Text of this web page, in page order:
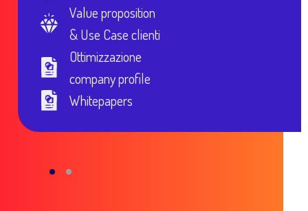
Value proposition
& Use Case clienti
Ottimizzazione
company profile
Whitepapers